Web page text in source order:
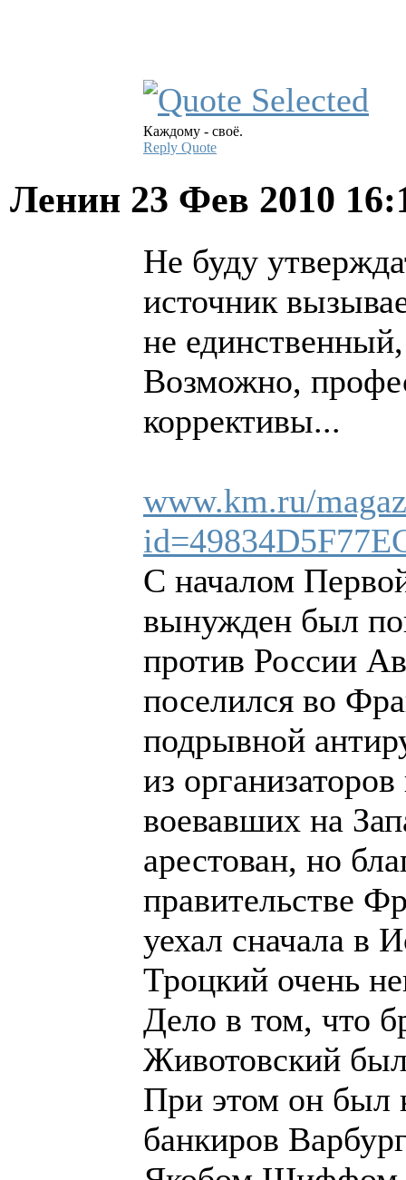
Каждому - своё.
Reply Quote
Ленин 23 Фев 2010
Не буду
источник
не
Возможно,
коррективы...
www.km.ru/
С началом
вынужден был
против России
поселился во
подрывной
из
воевавших на
арестован, но
правительстве
уехал сначала
Троцкий очень
Дело в том, что
Животовский
При этом он был
банкиров